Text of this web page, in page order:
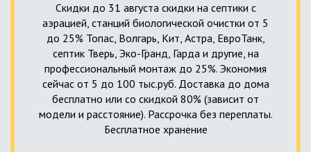
Скидки до 31 августа скидки на септики с
аэрацией, станций биологической очистки от 5
до 25% Топас, Волгарь, Кит, Астра, ЕвроТанк,
септик Тверь, Эко-Гранд, Гарда и другие, на
профессиональный монтаж до 25%. Экономия
сейчас от 5 до 100 тыс.руб. Доставка до дома
бесплатно или со скидкой 80% (зависит от
модели и расстояние). Рассрочка без переплаты.
Бесплатное хранение